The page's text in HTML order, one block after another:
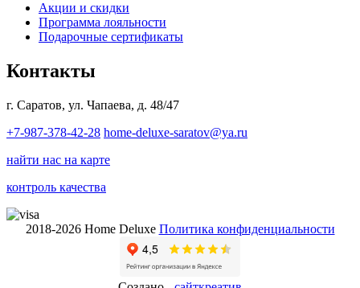
Акции и скидки
Программа лояльности
Подарочные сертификаты
Контакты
г. Саратов, ул. Чапаева, д. 48/47
+7-987-378-42-28 home-deluxe-saratov@ya.ru
найти нас на карте
контроль качества
2018-2026 Home Deluxe Политика конфиденциальности